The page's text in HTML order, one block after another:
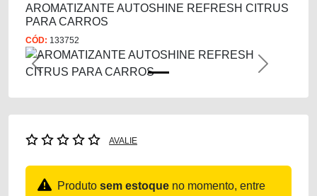
AROMATIZANTE AUTOSHINE REFRESH CITRUS
PARA CARROS
CÓD: 133752
Previous Next
AVALIE
Produto sem estoque no momento, entre